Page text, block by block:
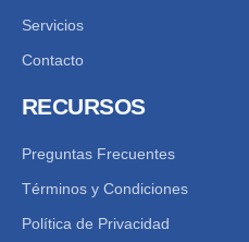
Servicios
Contacto
RECURSOS
Preguntas Frecuentes
Términos y Condiciones
Política de Privacidad